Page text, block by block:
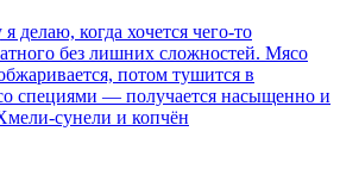
делаю, когда хочется чего-то
без лишних сложностей. Мясо
потом тушится в
специями — получается насыщенно и
сунели и копчён